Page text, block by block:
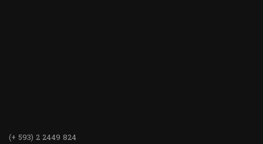
(+ 593) 2 2449 824